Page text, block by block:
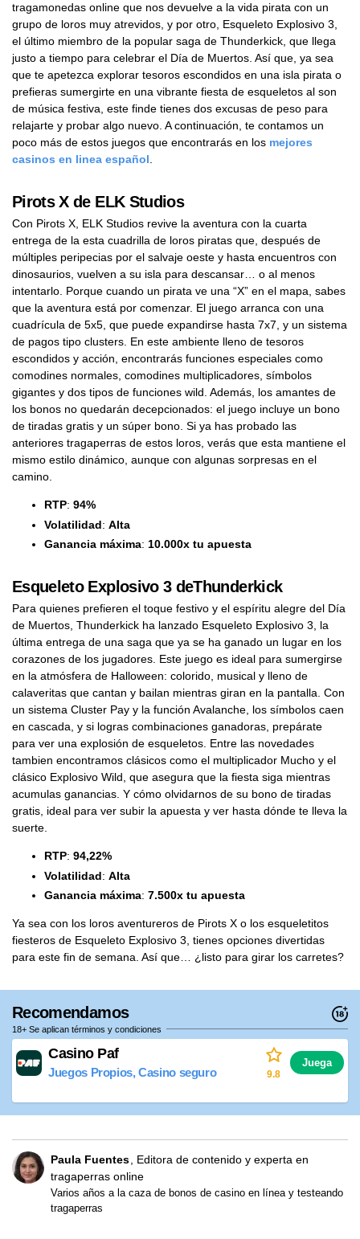
tragamonedas online que nos devuelve a la vida pirata con un
grupo de loros muy atrevidos, y por otro, Esqueleto Explosivo 3,
el último miembro de la popular saga de Thunderkick, que llega
justo a tiempo para celebrar el Día de Muertos. Así que, ya sea
que te apetezca explorar tesoros escondidos en una isla pirata o
prefieras sumergirte en una vibrante fiesta de esqueletos al son
de música festiva, este finde tienes dos excusas de peso para
relajarte y probar algo nuevo. A continuación, te contamos un
poco más de estos juegos que encontrarás en los mejores
casinos en linea español.
Pirots X de ELK Studios
Con Pirots X, ELK Studios revive la aventura con la cuarta
entrega de la esta cuadrilla de loros piratas que, después de
múltiples peripecias por el salvaje oeste y hasta encuentros con
dinosaurios, vuelven a su isla para descansar… o al menos
intentarlo. Porque cuando un pirata ve una “X” en el mapa, sabes
que la aventura está por comenzar. El juego arranca con una
cuadrícula de 5x5, que puede expandirse hasta 7x7, y un sistema
de pagos tipo clusters. En este ambiente lleno de tesoros
escondidos y acción, encontrarás funciones especiales como
comodines normales, comodines multiplicadores, símbolos
gigantes y dos tipos de funciones wild. Además, los amantes de
los bonos no quedarán decepcionados: el juego incluye un bono
de tiradas gratis y un súper bono. Si ya has probado las
anteriores tragaperras de estos loros, verás que esta mantiene el
mismo estilo dinámico, aunque con algunas sorpresas en el
camino.
RTP: 94%
Volatilidad: Alta
Ganancia máxima: 10.000x tu apuesta
Esqueleto Explosivo 3 deThunderkick
Para quienes prefieren el toque festivo y el espíritu alegre del Día
de Muertos, Thunderkick ha lanzado Esqueleto Explosivo 3, la
última entrega de una saga que ya se ha ganado un lugar en los
corazones de los jugadores. Este juego es ideal para sumergirse
en la atmósfera de Halloween: colorido, musical y lleno de
calaveritas que cantan y bailan mientras giran en la pantalla. Con
un sistema Cluster Pay y la función Avalanche, los símbolos caen
en cascada, y si logras combinaciones ganadoras, prepárate
para ver una explosión de esqueletos. Entre las novedades
tambien encontramos clásicos como el multiplicador Mucho y el
clásico Explosivo Wild, que asegura que la fiesta siga mientras
acumulas ganancias. Y cómo olvidarnos de su bono de tiradas
gratis, ideal para ver subir la apuesta y ver hasta dónde te lleva la
suerte.
RTP: 94,22%
Volatilidad: Alta
Ganancia máxima: 7.500x tu apuesta
Ya sea con los loros aventureros de Pirots X o los esqueletitos
fiesteros de Esqueleto Explosivo 3, tienes opciones divertidas
para este fin de semana. Así que… ¿listo para girar los carretes?
Recomendamos
18+ Se aplican términos y condiciones
Casino Paf
Juegos Propios, Casino seguro 9.8
Juega
Paula Fuentes
Editora de contenido y experta en
tragaperras online
Varios años a la caza de bonos de casino en línea y testeando
tragaperras